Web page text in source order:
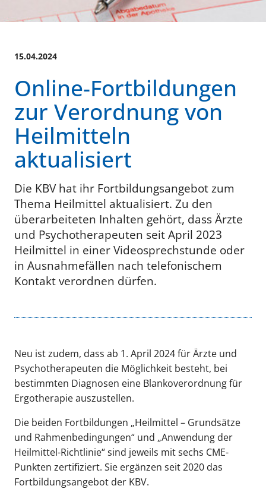
15.04.2024
Online-Fortbildungen
zur Verordnung von
Heilmitteln
aktualisiert
Die KBV hat ihr Fortbildungsangebot zum
Thema Heilmittel aktualisiert. Zu den
überarbeiteten Inhalten gehört, dass Ärzte
und Psychotherapeuten seit April 2023
Heilmittel in einer Videosprechstunde oder
in Ausnahmefällen nach telefonischem
Kontakt verordnen dürfen.
Neu ist zudem, dass ab 1. April 2024 für Ärzte und
Psychotherapeuten die Möglichkeit besteht, bei
bestimmten Diagnosen eine Blankoverordnung für
Ergotherapie auszustellen.
Die beiden Fortbildungen „Heilmittel – Grundsätze
und Rahmenbedingungen“ und „Anwendung der
Heilmittel-Richtlinie“ sind jeweils mit sechs CME-
Punkten zertifiziert. Sie ergänzen seit 2020 das
Fortbildungsangebot der KBV.